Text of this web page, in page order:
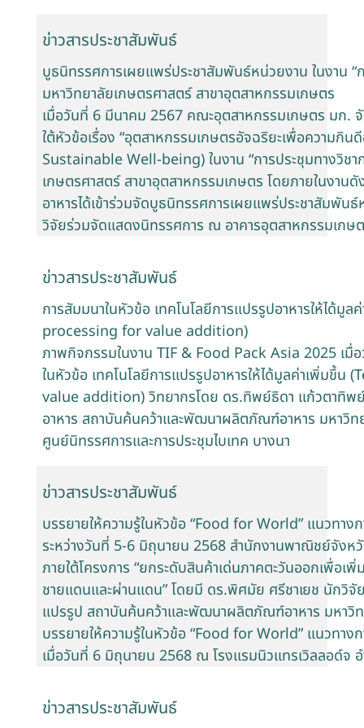
ข่าวสารประชาสัมพันธ์
บูธนิทรรศการเผยแพร่ประชาสัมพันธ์หน่วยงาน ในงาน “
มหาวิทยาลัยเกษตรศาสตร์ สาขาอุตสาหกรรมเกษตร
เมื่อวันที่ 6 มีนาคม 2567 คณะอุตสาหกรรมเกษตร มก.
ใต้หัวข้อเรื่อง “อุตสาหกรรมเกษตรอัจฉริยะเพื่อความ
Sustainable Well-being) ในงาน “การประชุมทางวิช
เกษตรศาสตร์ สาขาอุตสาหกรรมเกษตร โดยภายในงา
อาหารได้เข้าร่วมจัดบูธนิทรรศการเผยแพร่ประชาสัมพั
วิจัยร่วมจัดแสดงนิทรรศการ ณ อาคารอุตสาหกรรมเก
ข่าวสารประชาสัมพันธ์
การสัมมนาในหัวข้อ เทคโนโลยีการแปรรูปอาหารให้ได้
processing for value addition)
ภาพกิจกรรมในงาน TIF & Food Pack Asia 2025 เ
ในหัวข้อ เทคโนโลยีการแปรรูปอาหารให้ได้มูลค่าเพิ่ม
value addition) วิทยากรโดย ดร.ทิพย์ธิดา แก้วตาทิพ
อาหาร สถาบันค้นคว้าและพัฒนาผลิตภัณฑ์อาหาร มหาวิ
ศูนย์นิทรรศการและการประชุมไบเทค บางนา
ข่าวสารประชาสัมพันธ์
บรรยายให้ความรู้ในหัวข้อ “Food for World” แนวท
ระหว่างวันที่ 5-6 มิถุนายน 2568 สำนักงานพาณิชย์จัง
ภายใต้โครงการ “ยกระดับสินค้าเด่นภาคตะวันออกเพื่อเพิ่
ชายแดนและผ่านแดน” โดยมี ดร.พิศมัย ศรีชาเยช นักวิ
แปรรูป สถาบันค้นคว้าและพัฒนาผลิตภัณฑ์อาหาร มหาวิ
บรรยายให้ความรู้ในหัวข้อ “Food for World” แนวท
เมื่อวันที่ 6 มิถุนายน 2568 ณ โรงแรมนิวแทรเวิลลอด์จ
ข่าวสารประชาสัมพันธ์